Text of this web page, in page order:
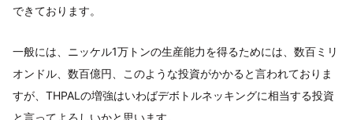
できております。
一般には、ニッケル1万トンの生産能力を得るためには、数百ミリ
オンドル、数百億円、このような投資がかかると言われておりま
すが、THPALの増強はいわばデボトルネッキングに相当する投資
と言ってよろしいかと思います。